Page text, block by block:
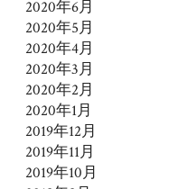
2020年6月
2020年5月
2020年4月
2020年3月
2020年2月
2020年1月
2019年12月
2019年11月
2019年10月